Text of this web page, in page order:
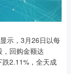
示，3月26日以每
回购金额达
2.11%，全天成